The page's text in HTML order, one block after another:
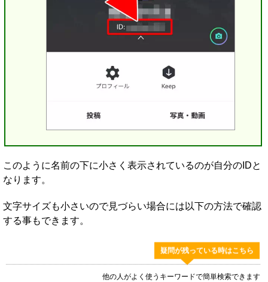
このように名前の下に小さく表示されているのが自分のIDと
なります。
文字サイズも小さいので見づらい場合には以下の方法で確認
する事もできます。
疑問が残っている時はこちら
他の人がよく使うキーワードで簡単検索できます